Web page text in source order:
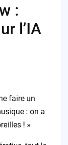
:
l’IA
faire un
: on a
! »